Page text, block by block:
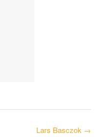
Lars Basczok →